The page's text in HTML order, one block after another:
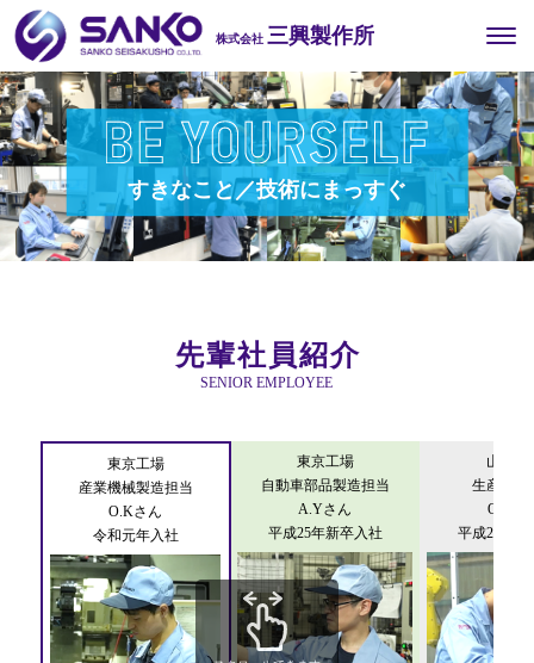
株式会社三興製作所
すきなこと／技術にまっすぐ
先輩社員紹介
SENIOR EMPLOYEE
東京工場
産業機械製造担当
O.Kさん
令和元年入社
東京工場
自動車部品製造担当
A.Yさん
平成25年新卒入社
山口工
生産技術
O.Hさ
平成25年新